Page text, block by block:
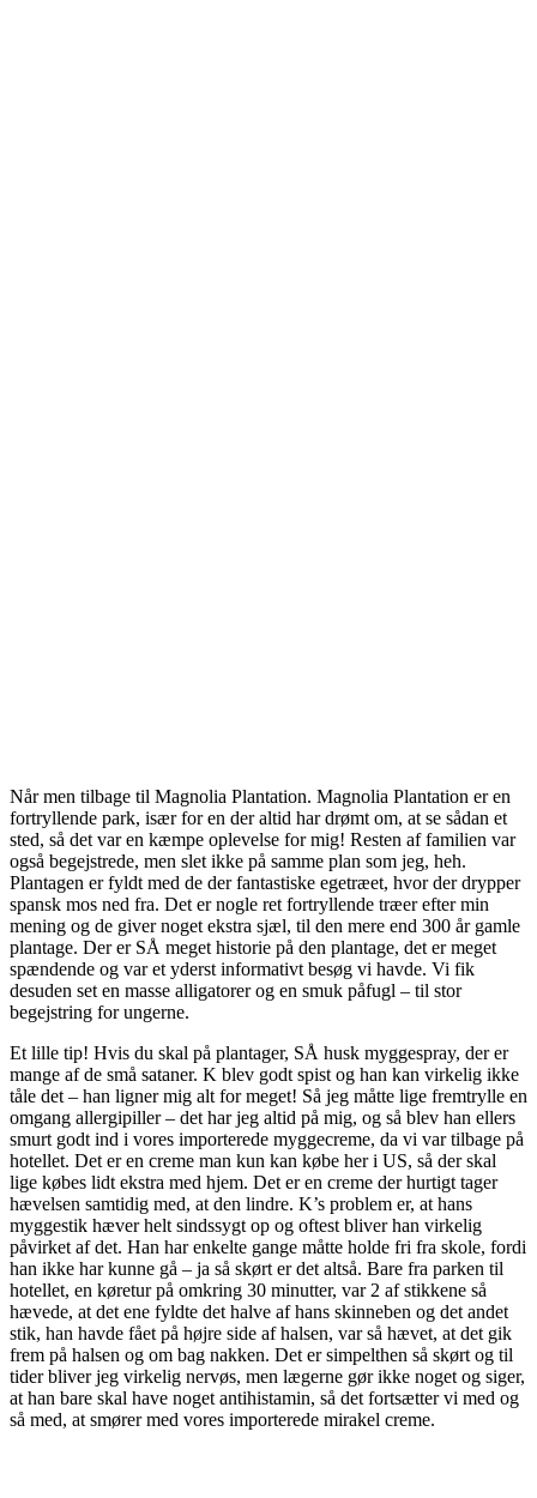
Når men tilbage til Magnolia Plantation. Magnolia Plantation er en
fortryllende park, især for en der altid har drømt om, at se sådan et
sted, så det var en kæmpe oplevelse for mig! Resten af familien var
også begejstrede, men slet ikke på samme plan som jeg, heh.
Plantagen er fyldt med de der fantastiske egetræet, hvor der drypper
spansk mos ned fra. Det er nogle ret fortryllende træer efter min
mening og de giver noget ekstra sjæl, til den mere end 300 år gamle
plantage. Der er SÅ meget historie på den plantage, det er meget
spændende og var et yderst informativt besøg vi havde. Vi fik
desuden set en masse alligatorer og en smuk påfugl – til stor
begejstring for ungerne.
Et lille tip! Hvis du skal på plantager, SÅ husk myggespray, der er
mange af de små sataner. K blev godt spist og han kan virkelig ikke
tåle det – han ligner mig alt for meget! Så jeg måtte lige fremtrylle en
omgang allergipiller – det har jeg altid på mig, og så blev han ellers
smurt godt ind i vores importerede myggecreme, da vi var tilbage på
hotellet. Det er en creme man kun kan købe her i US, så der skal
lige købes lidt ekstra med hjem. Det er en creme der hurtigt tager
hævelsen samtidig med, at den lindre. K’s problem er, at hans
myggestik hæver helt sindssygt op og oftest bliver han virkelig
påvirket af det. Han har enkelte gange måtte holde fri fra skole, fordi
han ikke har kunne gå – ja så skørt er det altså. Bare fra parken til
hotellet, en køretur på omkring 30 minutter, var 2 af stikkene så
hævede, at det ene fyldte det halve af hans skinneben og det andet
stik, han havde fået på højre side af halsen, var så hævet, at det gik
frem på halsen og om bag nakken. Det er simpelthen så skørt og til
tider bliver jeg virkelig nervøs, men lægerne gør ikke noget og siger,
at han bare skal have noget antihistamin, så det fortsætter vi med og
så med, at smører med vores importerede mirakel creme.